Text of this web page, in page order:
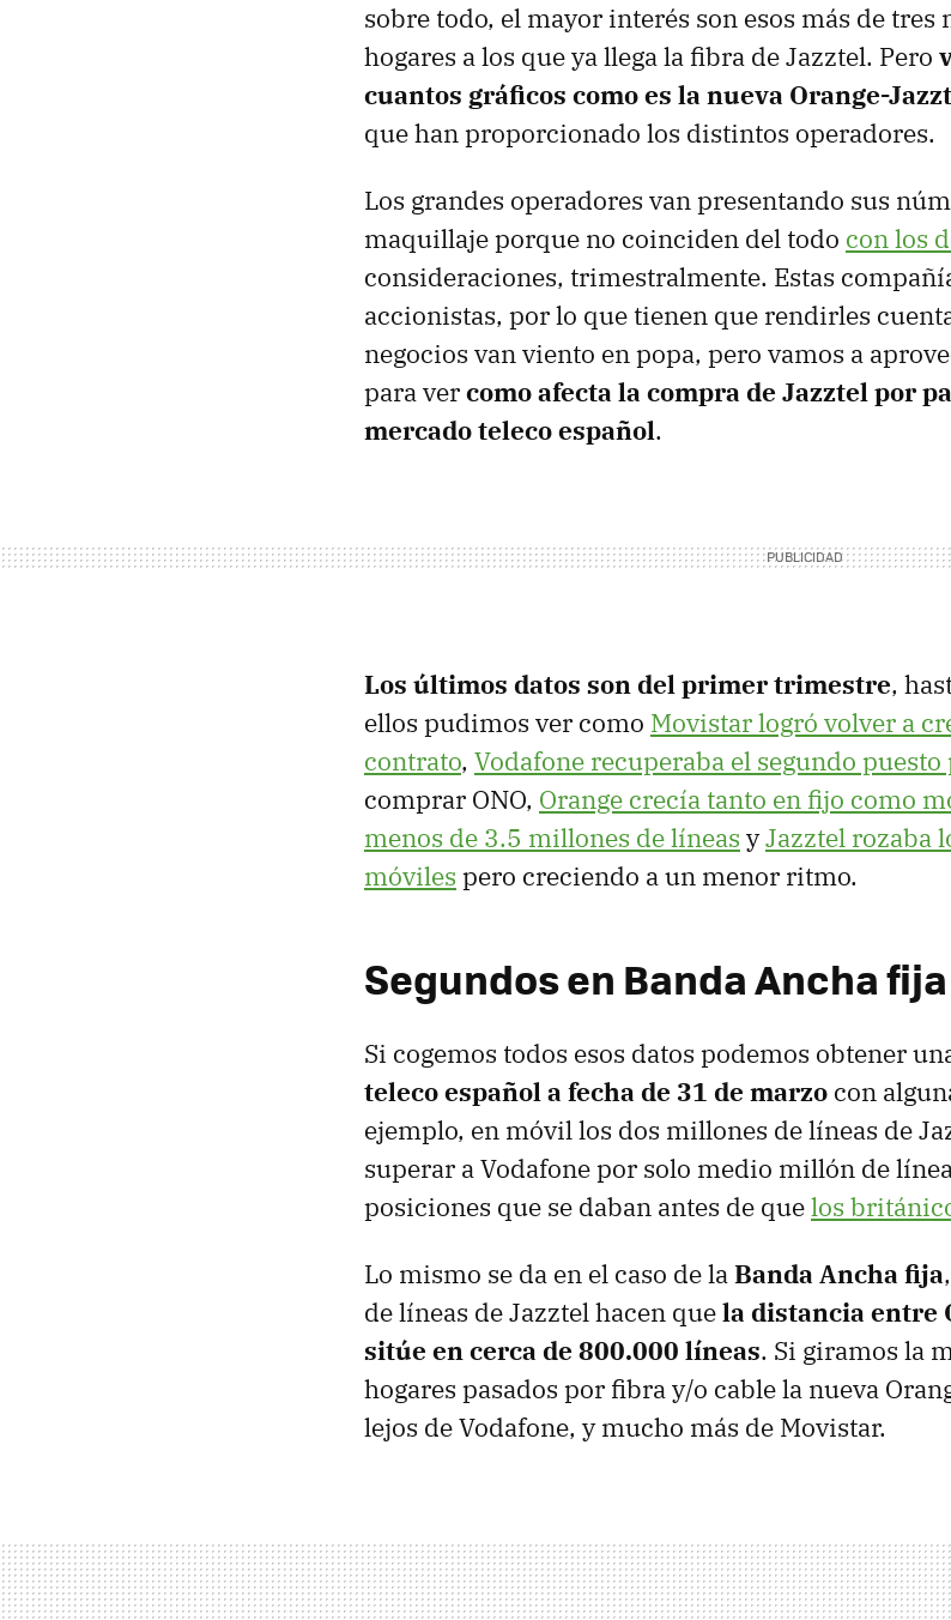
sobre todo, el mayor interés son esos más de
hogares a los que ya llega la fibra de Jazztel. Pero
cuantos gráficos como es la nueva Orange-
que han proporcionado los distintos operadores.
Los grandes operadores van presentando sus
maquillaje porque no coinciden del todo con los
consideraciones, trimestralmente. Estas
accionistas, por lo que tienen que rendirles
negocios van viento en popa, pero vamos a
para vercomo afecta la compra de Jazztel por
mercado teleco español.
Los últimos datos son del primer trimestre,
ellos pudimos ver como Movistar logró volver a
contrato, Vodafone recuperaba el segundo
comprar ONO, Orange crecía tanto en fijo como
menos de 3.5 millones de líneas yJazztel rozaba
móviles pero creciendo a un menor ritmo.
Segundos en Banda Ancha
Si cogemos todos esos datos podemos obtener
teleco español a fecha de 31 de marzo con
ejemplo, en móvil los dos millones de líneas de
superar a Vodafone por solo medio millón de
posiciones que se daban antes de quelos
Lo mismo se da en el caso de laBanda Ancha fija
de líneas de Jazztel hacen quela distancia entre
sitúe en cerca de 800.000 líneas. Si giramos la
hogares pasados por fibra y/o cable la nueva
lejos de Vodafone, y mucho más de Movistar.